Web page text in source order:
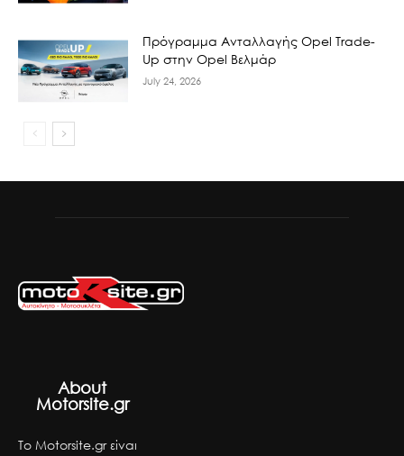
Πρόγραμμα Ανταλλαγής Opel Trade-
Up στην Opel Βελμάρ
July 24, 2026
About
Motorsite.gr
Το Motorsite.gr είναι